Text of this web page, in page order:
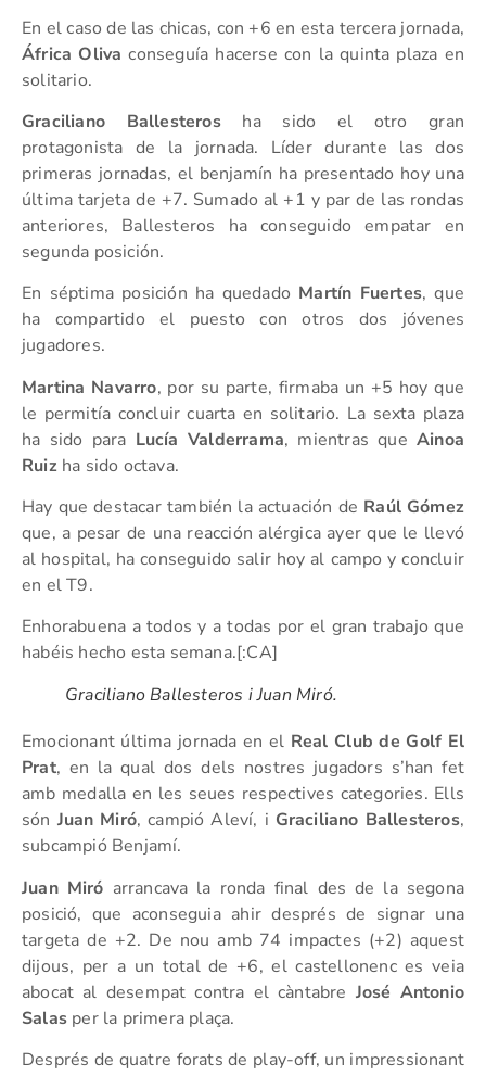
En el caso de las chicas, con +6 en esta tercera jornada,
África Oliva conseguía hacerse con la quinta plaza en
solitario.
Graciliano Ballesterosha sido el otro gran
protagonista de la jornada. Líder durante las dos
primeras jornadas, el benjamín ha presentado hoy una
última tarjeta de +7. Sumado al +1 y par de las rondas
anteriores, Ballesteros ha conseguido empatar en
segunda posición.
En séptima posición ha quedado Martín Fuertes, que
ha compartido el puesto con otros dos jóvenes
jugadores.
Martina Navarro, por su parte, firmaba un +5 hoy que
le permitía concluir cuarta en solitario. La sexta plaza
ha sido para Lucía Valderrama, mientras queAinoa
Ruizha sido octava.
Hay que destacar también la actuación de Raúl Gómez
que, a pesar de una reacción alérgica ayer que le llevó
al hospital, ha conseguido salir hoy al campo y concluir
en el T9.
Enhorabuena a todos y a todas por el gran trabajo que
habéis hecho esta semana.[:CA]
Graciliano Ballesteros i Juan Miró.
Emocionant última jornada en el Real Club de Golf El
Prat, en la qual dos dels nostres jugadors s’han fet
amb medalla en les seues respectives categories. Ells
són Juan Miró, campió Aleví, i Graciliano Ballesteros,
subcampió Benjamí.
Juan Miró arrancava la ronda final des de la segona
posició, que aconseguia ahir després de signar una
targeta de +2. De nou amb 74 impactes (+2) aquest
dijous, per a un total de +6, el castellonenc es veia
abocat al desempat contra el càntabre José Antonio
Salas per la primera plaça.
Després de quatre forats de play-off, un impressionant